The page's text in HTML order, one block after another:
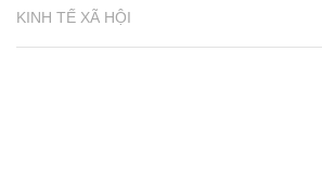
KINH TẾ XÃ HỘI